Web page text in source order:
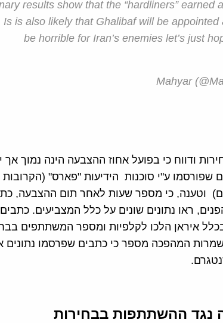
results show that the “hardliners”
Is is also likely that Ghalibaf will be
be horrible for Iran’s enemies let’s just
ודווח כי בפועל אחוז ההצבעה הינה נמוך אך
ע"י סוכנות הידיעות "פארס"
וטענה, כי מספר שעות לאחר תום ההצבעה,
ראו נתונים שונים על כלל המצביעים.
שהם ראו פחות מ-30 אחוז בכלל איראן הלכו לקלפיות ומספר המשתתפים
של משמרות המהפכה מספר כי כתבים שפרסמו
נגד ההשתתפות בבחירות